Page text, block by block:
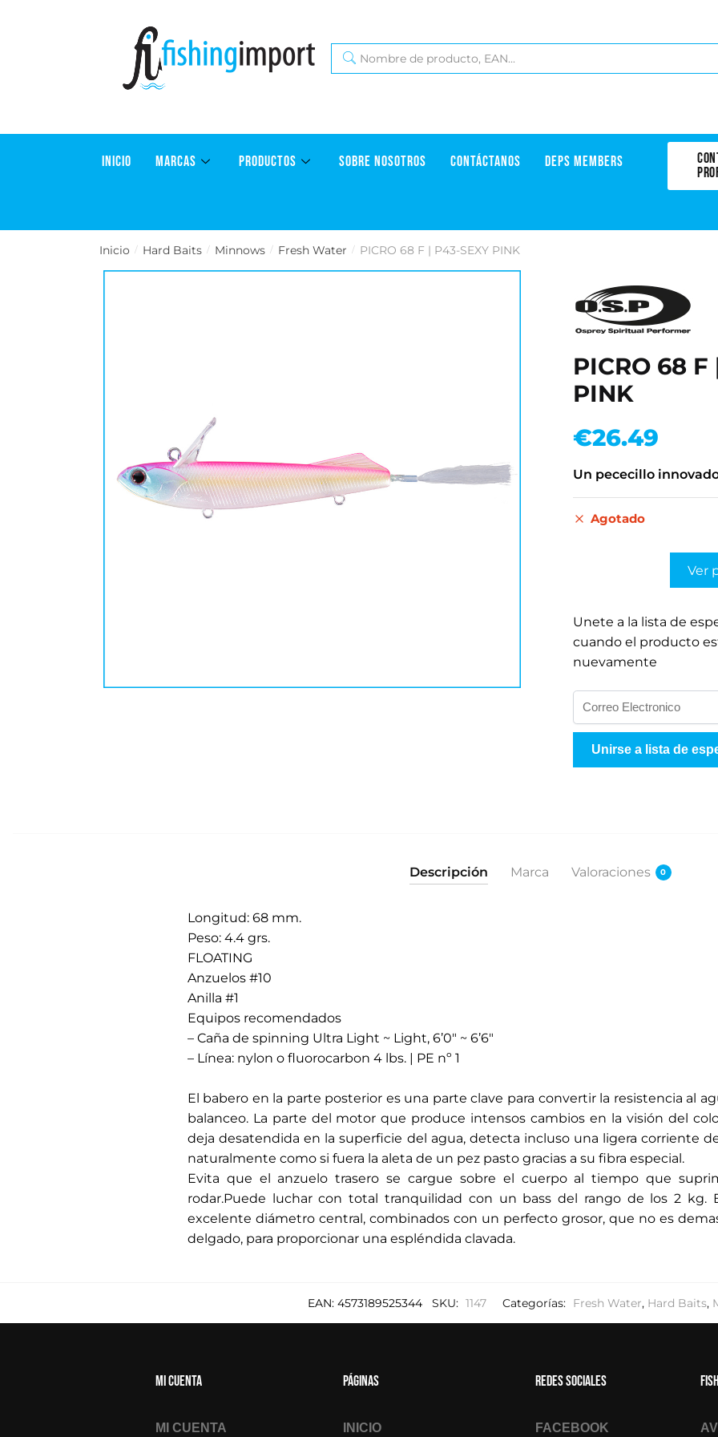
INICIO MARCAS PRODUCTOS SOBRE NOSOTROS CONTÁCTANOS DEPS MEMBERS
Inicio / Hard Baits / Minnows / Fresh Water / PICRO 68 F | P43-SEXY PINK
PICRO 68 F
PINK
€26.49
Un pececillo
Agotado
Ver
Unete a la lista de
cuando el producto
nuevamente
n
d
c
o
r
r
e
o
e
t
r
i
o
Unirse a lista de
Descripción Marca Valoraciones 0
Longitud: 68 mm.
Peso: 4.4 grs.
FLOATING
Anzuelos #10
Anilla #1
Equipos recomendados
– Caña de spinning Ultra Light ~ Light, 6’0" ~ 6’6"
– Línea: nylon o fluorocarbon 4 lbs. | PE nº 1
El babero en la parte posterior es una parte clave para convertir la resistencia al
balanceo. La parte del motor que produce intensos cambios en la visión del
deja desatendida en la superficie del agua, detecta incluso una ligera corriente
naturalmente como si fuera la aleta de un pez pasto gracias a su fibra especial.
Evita que el anzuelo trasero se cargue sobre el cuerpo al tiempo que
rodar.Puede luchar con total tranquilidad con un bass del rango de los 2 kg.
excelente diámetro central, combinados con un perfecto grosor, que no es
delgado, para proporcionar una espléndida clavada.
EAN: 4573189525344 SKU: 1147 Categorías: Fresh Water, Hard Baits,
Mi cuenta
MI CUENTA
Páginas
INICIO
Redes sociales
FACEBOOK